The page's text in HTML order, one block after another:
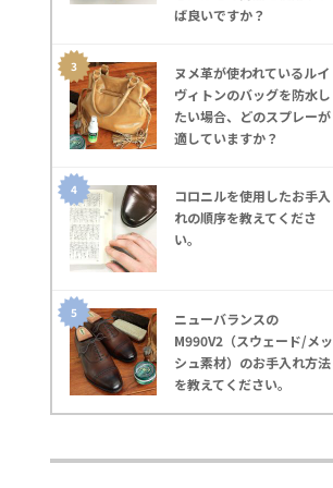
ば良いですか？
ヌメ革が使われているルイ
ヴィトンのバッグを防水し
たい場合、どのスプレーが
適していますか？
コロニルを使用したお手入
れの順序を教えてくださ
い｡
ニューバランスの
M990V2（スウェード/メッ
シュ素材）のお手入れ方法
を教えてください｡